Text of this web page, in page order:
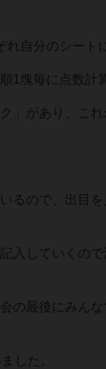
自分のシート
1塊毎に点数計
」があり、こ
るので、出目
入していくの
の最後にみん
した。